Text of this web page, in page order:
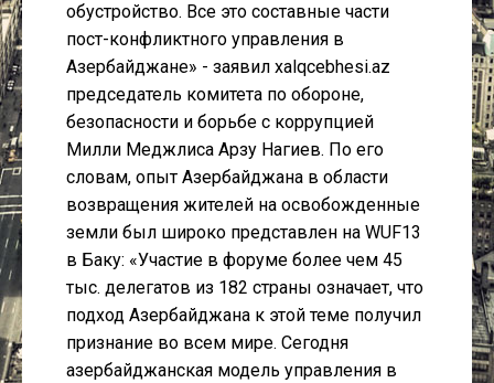
обустройство. Все это составные части
пост-конфликтного управления в
Азербайджане» - заявил xalqcebhesi.az
председатель комитета по обороне,
безопасности и борьбе с коррупцией
Милли Меджлиса Арзу Нагиев. По его
словам, опыт Азербайджана в области
возвращения жителей на освобожденные
земли был широко представлен на WUF13
в Баку: «Участие в форуме более чем 45
тыс. делегатов из 182 страны означает, что
подход Азербайджана к этой теме получил
признание во всем мире. Сегодня
азербайджанская модель управления в